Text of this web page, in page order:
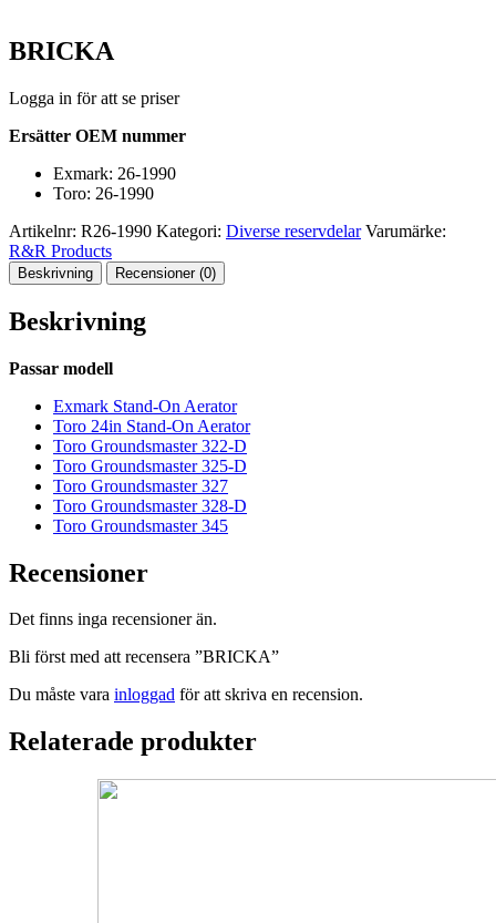
BRICKA
Logga in för att se priser
Ersätter OEM nummer
Exmark: 26-1990
Toro: 26-1990
Artikelnr: R26-1990 Kategori: Diverse reservdelar Varumärke:
R&R Products
Beskrivning Recensioner (0)
Beskrivning
Passar modell
Exmark Stand-On Aerator
Toro 24in Stand-On Aerator
Toro Groundsmaster 322-D
Toro Groundsmaster 325-D
Toro Groundsmaster 327
Toro Groundsmaster 328-D
Toro Groundsmaster 345
Recensioner
Det finns inga recensioner än.
Bli först med att recensera ”BRICKA”
Du måste vara inloggad för att skriva en recension.
Relaterade produkter